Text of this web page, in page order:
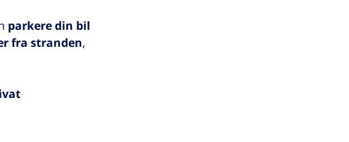
parkere din bil
fra stranden,